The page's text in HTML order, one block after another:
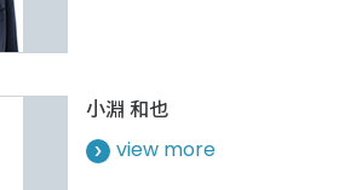
小淵 和也
view more